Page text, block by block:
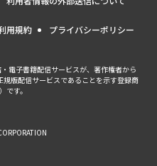
用規約 プライバシーポリシー
電子書籍配信サービスが、著作権者から
規版配信サービスであることを示す登録商
です。